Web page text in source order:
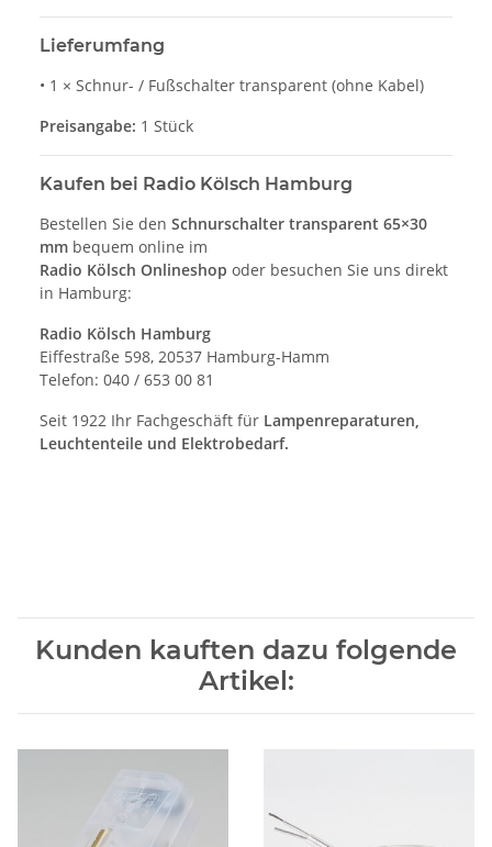
Lieferumfang
• 1 × Schnur- / Fußschalter transparent (ohne Kabel)
Preisangabe: 1 Stück
Kaufen bei Radio Kölsch Hamburg
Bestellen Sie den Schnurschalter transparent 65×30
mm bequem online im
Radio Kölsch Onlineshop oder besuchen Sie uns direkt
in Hamburg:
Radio Kölsch Hamburg
Eiffestraße 598, 20537 Hamburg-Hamm
Telefon: 040 / 653 00 81
Seit 1922 Ihr Fachgeschäft für Lampenreparaturen,
Leuchtenteile und Elektrobedarf.
Kunden kauften dazu folgende
Artikel: